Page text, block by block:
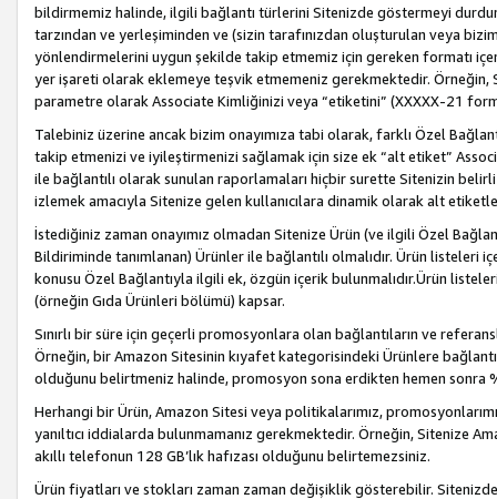
bildirmemiz halinde, ilgili bağlantı türlerini Sitenizde göstermeyi
tarzından ve yerleşiminden ve (sizin tarafınızdan oluşturulan veya
yönlendirmelerini uygun şekilde takip etmemiz için gereken formatı
yer işareti olarak eklemeye teşvik etmemeniz gerekmektedir. Örneğin,
parametre olarak Associate Kimliğinizi veya “etiketini” (XXXXX-21
Talebiniz üzerine ancak bizim onayımıza tabi olarak, farklı Özel
takip etmenizi ve iyileştirmenizi sağlamak için size ek “alt etiket”
ile bağlantılı olarak sunulan raporlamaları hiçbir surette Sitenizin belirli
izlemek amacıyla Sitenize gelen kullanıcılara dinamik olarak alt
İstediğiniz zaman onayımız olmadan Sitenize Ürün (ve ilgili Özel
Bildiriminde tanımlanan) Ürünler ile bağlantılı olmalıdır. Ürün listeleri
konusu Özel Bağlantıyla ilgili ek, özgün içerik bulunmalıdır.Ürün
(örneğin Gıda Ürünleri bölümü) kapsar.
Sınırlı bir süre için geçerli promosyonlara olan bağlantıların ve
Örneğin, bir Amazon Sitesinin kıyafet kategorisindeki Ürünlere
olduğunu belirtmeniz halinde, promosyon sona erdikten hemen sonra
Herhangi bir Ürün, Amazon Sitesi veya politikalarımız,
yanıltıcı iddialarda bulunmamanız gerekmektedir. Örneğin, Sitenize
akıllı telefonun 128 GB’lık hafızası olduğunu belirtemezsiniz.
Ürün fiyatları ve stokları zaman zaman değişiklik gösterebilir.